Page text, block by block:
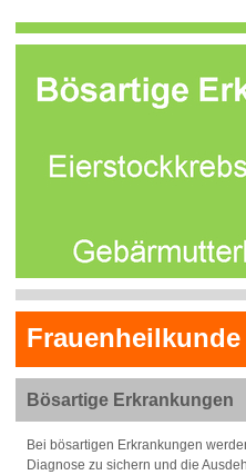
Frauenheilkunde
Bösartige Erkrankungen
Bei bösartigen Erkrankungen
Diagnose zu sichern und die